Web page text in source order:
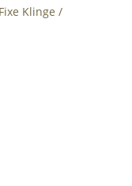
Fixe Klinge